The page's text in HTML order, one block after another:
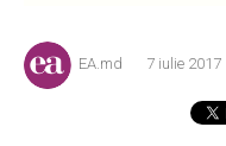
EA.md 7 iulie 2017